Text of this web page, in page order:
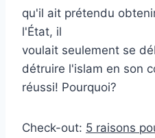
qu'il ait prétendu
l'État, il
voulait seulement se
détruire l'islam en son
réussi! Pourquoi?
Check-out: 5 raisons